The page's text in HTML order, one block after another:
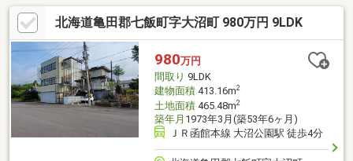
テムキッチン交換、ユニットバス交換、温水洗浄便座トイレ交
換、洗面化粧台交換、玄関扉交換、クロス張替え、畳表替え、ク
ッションフロア張替え、建具交換、シューズボックス交換、給湯
器交換、インターホン設置、火災警報器設置、照明LED交換【お
すすめポイント】・雨漏り、構造上主要な部分の欠陥や・腐食、
給排水管の故障や漏水についてお引渡し
北海道亀田郡七飯町字大沼町 980万円 9LDK
980万円
間取り 9LDK
建物面積413.16m2
土地面積465.48m2
築年月 1973年3月(築53年6ヶ月)
ＪＲ函館本線 大沼公園駅 徒歩4分